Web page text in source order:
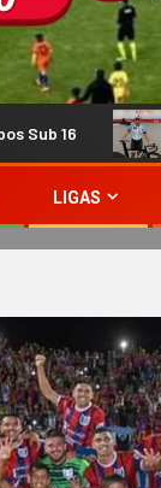
Guada Díaz
LIGAS